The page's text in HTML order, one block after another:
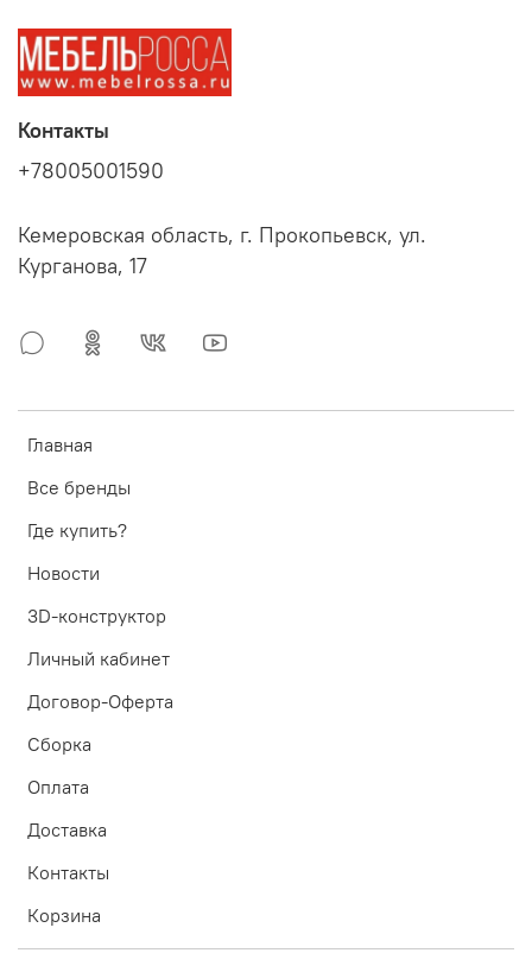
Главная
Все бренды
Где купить?
Новости
3D-конструктор
Личный кабинет
Договор-Оферта
Сборка
Оплата
Доставка
Контакты
Корзина
Контакты
+78005001590
Кемеровская область, г. Прокопьевск, ул.
Курганова, 17